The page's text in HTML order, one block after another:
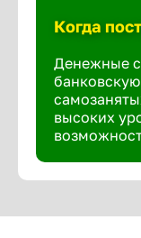
Когда
Денежные
высоких